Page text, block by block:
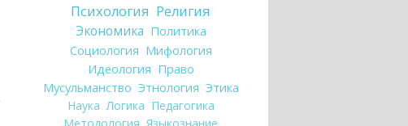
Психология Религия
Экономика Политика
Социология Мифология
Идеология Право
Мусульманство Этнология Этика
Наука Логика Педагогика